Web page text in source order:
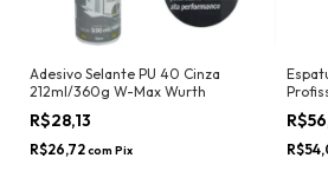
Adesivo Selante PU 40 Cinza
212ml/360g W-Max Wurth
R$28,13
R$26,72com Pix